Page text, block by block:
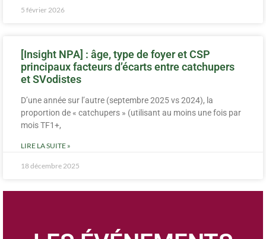
5 février 2026
[Insight NPA] : âge, type de foyer et CSP
principaux facteurs d’écarts entre catchupers
et SVodistes
D’une année sur l’autre (septembre 2025 vs 2024), la
proportion de « catchupers » (utilisant au moins une fois par
mois TF1+,
LIRE LA SUITE »
18 décembre 2025